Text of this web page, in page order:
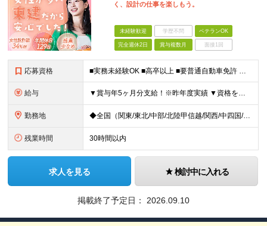
く、設計の仕事を楽しもう。
未経験歓迎 学歴不問 ベテランOK
完全週休2日 賞与複数月 面接1回
応募資格 ■実務未経験OK ■高卒以上 ■要普通自動車免許 ※建築関係の資格が無くても、住宅系CAD経験者、または建築関係の資格について受験資格をお持ちの方も歓迎いたします！ ＜女性の設計職も増えています！
給与 ▼賞与年5ヶ月分支給！※昨年度実績 ▼資格をお持ちの方は、入社支度金最大30万円支給 ■月給23万～40万円＋賞与年2回＋残業代全額支給＋資格手当＋家族手当ほか ┗一級建築士になると月3～5万円UP
勤務地 ◆全国（関東/東北/中部/北陸甲信越/関西/中四国/九州）で募集中 ※UIターン歓迎 ※希望や現在のお住まいを考慮！面接時に希望の勤務地をお聞かせください ◆本社所在地 愛知県名古屋市中区丸の内2-
残業時間 30時間以内
求人を見る 検討中に入れる
掲載終了予定日： 2026.09.10